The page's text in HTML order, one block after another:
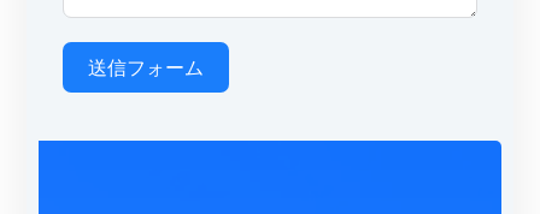
送信フォーム